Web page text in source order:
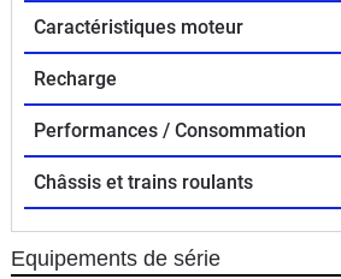
Caractéristiques moteur
Recharge
Performances / Consommation
Châssis et trains roulants
Equipements de série